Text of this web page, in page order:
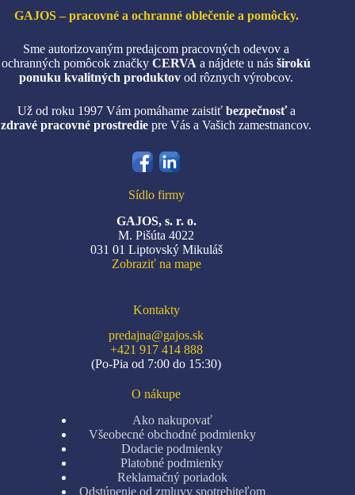
GAJOS – pracovné a ochranné oblečenie a pomôcky.
Sme autorizovaným predajcom pracovných odevov a
ochranných pomôcok značkyCERVA a nájdete u násširokú
ponuku kvalitných produktov od rôznych výrobcov.
Už od roku 1997 Vám pomáhame zaistiť bezpečnosťa
zdravé pracovné prostredie pre Vás a Vašich zamestnancov.
Sídlo firmy
GAJOS, s. r. o.
M. Pišúta 4022
031 01 Liptovský Mikuláš
Zobraziť na mape
Kontakty
predajna@gajos.sk
+421 917 414 888
(Po-Pia od 7:00 do 15:30)
O nákupe
Ako nakupovať
Všeobecné obchodné podmienky
Dodacie podmienky
Platobné podmienky
Reklamačný poriadok
Odstúpenie od zmluvy spotrebiteľom